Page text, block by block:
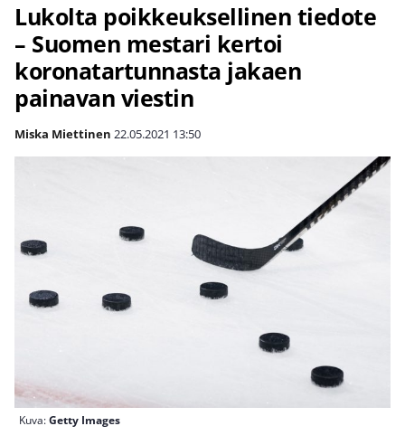
Lukolta poikkeuksellinen tiedote
– Suomen mestari kertoi
koronatartunnasta jakaen
painavan viestin
Miska Miettinen 22.05.2021 13:50
Kuva:Getty Images